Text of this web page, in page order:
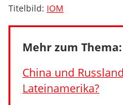
Titelbild: IOM
Mehr zum Thema:
China und
Lateinamerika?